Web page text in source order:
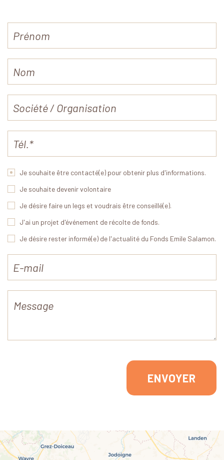
Je souhaite être contacté(e) pour obtenir plus d'informations.
Je souhaite devenir volontaire
Je désire faire un legs et voudrais être conseillé(e).
J'ai un projet d'événement de récolte de fonds.
Je désire rester informé(e) de l'actualité du Fonds Emile Salamon.